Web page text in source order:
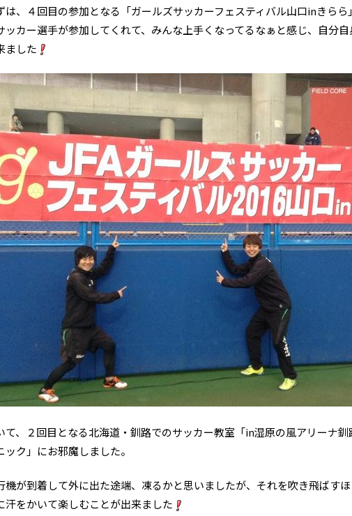
は、４回目の参加となる「ガールズサッカーフェスティバル山口inきら
ッカー選手が参加してくれて、みんな上手くなってるなぁと感じ、自分
ました
て、２回目となる北海道・釧路でのサッカー教室「in湿原の風アリーナ
ック」にお邪魔しました。
機が到着して外に出た途端、凍るかと思いましたが、それを吹き飛ばす
汗をかいて楽しむことが出来ました